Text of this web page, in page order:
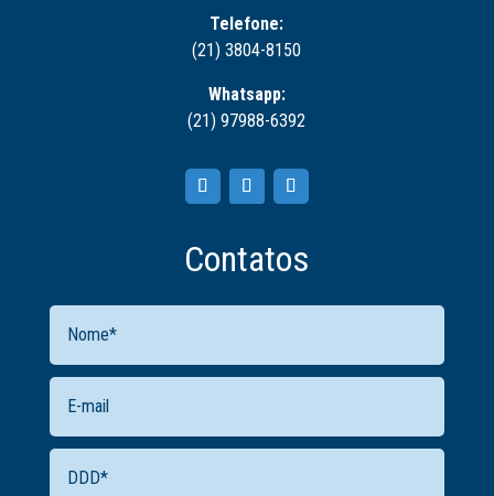
Telefone:
(21) 3804-8150
Whatsapp:
(21) 97988-6392
Contatos